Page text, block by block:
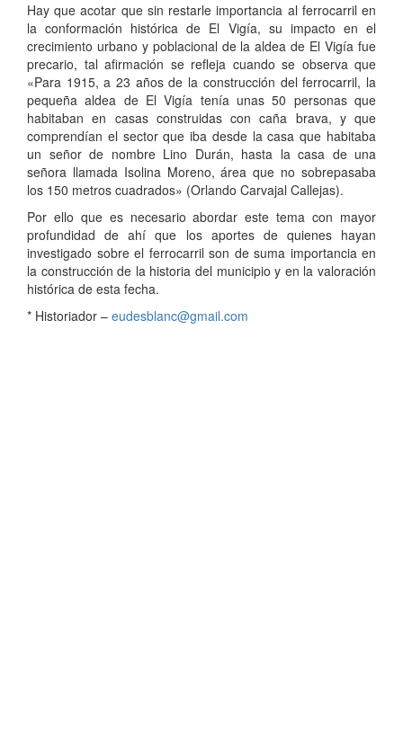
Hay que acotar que sin restarle importancia al ferrocarril en
la conformación histórica de El Vigía, su impacto en el
crecimiento urbano y poblacional de la aldea de El Vigía fue
precario, tal afirmación se refleja cuando se observa que
«Para 1915, a 23 años de la construcción del ferrocarril, la
pequeña aldea de El Vigía tenía unas 50 personas que
habitaban en casas construidas con caña brava, y que
comprendían el sector que iba desde la casa que habitaba
un señor de nombre Lino Durán, hasta la casa de una
señora llamada Isolina Moreno, área que no sobrepasaba
los 150 metros cuadrados» (Orlando Carvajal Callejas).
Por ello que es necesario abordar este tema con mayor
profundidad de ahí que los aportes de quienes hayan
investigado sobre el ferrocarril son de suma importancia en
la construcción de la historia del municipio y en la valoración
histórica de esta fecha.
* Historiador – eudesblanc@gmail.com